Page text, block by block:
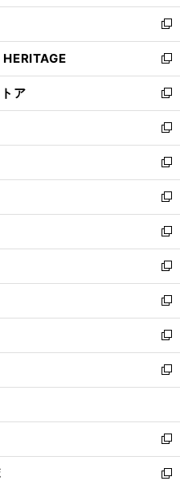
ウ
で
開
く
ン
ド
ウ
で
開
く
新
し
い
ウ
ィ
ン
ド
ウ
で
開
く
新
し
い
ウ
ィ
ン
ド
ウ
で
開
く
ア
新
し
い
ウ
ィ
ン
ド
ウ
で
開
く
新
し
い
ウ
ィ
ン
ド
ウ
で
開
く
新
し
い
ウ
ィ
ン
ド
ウ
で
開
く
新
し
い
ウ
ィ
ン
ド
ウ
で
開
く
新
し
い
ウ
ィ
ン
ド
ウ
で
開
新
し
い
ウ
ィ
ン
ド
ウ
開
く
新
し
い
ウ
ィ
ン
ウ
で
開
く
新
し
い
ウ
ン
ド
ウ
で
新
し
ウ
ィ
ン
ド
新
し
い
新